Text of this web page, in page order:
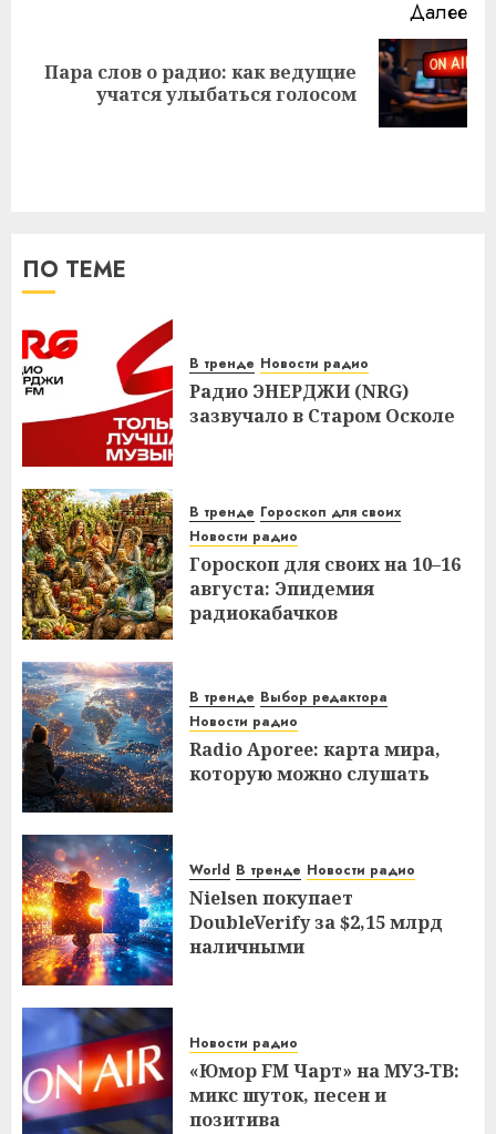
Далее
Следующая
запись:
Пара слов о радио: как ведущие
учатся улыбаться голосом
ПО ТЕМЕ
В тренде Новости радио
Радио ЭНЕРДЖИ (NRG)
зазвучало в Старом Осколе
В тренде Гороскоп для своих
Новости радио
Гороскоп для своих на 10–16
августа: Эпидемия
радиокабачков
В тренде Выбор редактора
Новости радио
Radio Aporee: карта мира,
которую можно слушать
World В тренде Новости радио
Nielsen покупает
DoubleVerify за $2,15 млрд
наличными
Новости радио
«Юмор FM Чарт» на МУЗ‑ТВ:
микс шуток, песен и
позитива